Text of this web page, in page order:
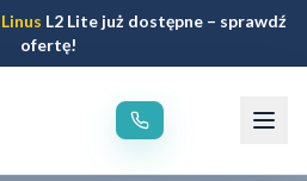
L2 Lite już dostępne – sprawdź
ofertę!